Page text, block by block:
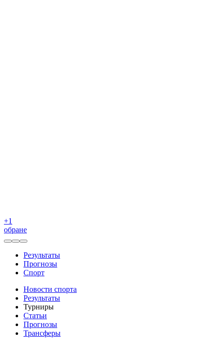
+1
обране
Результаты
Прогнозы
Спорт
Новости спорта
Результаты
Турниры
Статьи
Прогнозы
Трансферы